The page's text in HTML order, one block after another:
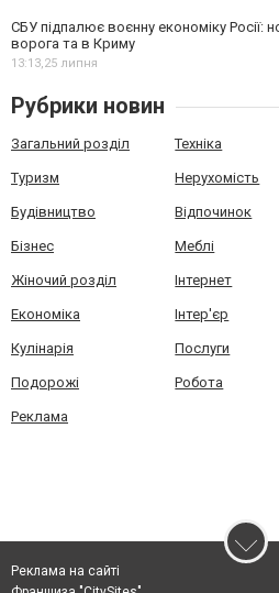
СБУ підпалює воєнну економіку Росії:
ворога та в Криму
13:13,25 липня
Рубрики новин
Загальний розділ Техніка
Туризм Нерухомість
Будівництво Відпочинок
Бізнес Меблі
Жіночий розділ Інтернет
Економіка Інтер'єр
Кулінарія Послуги
Подорожі Робота
Реклама
Реклама на сайті